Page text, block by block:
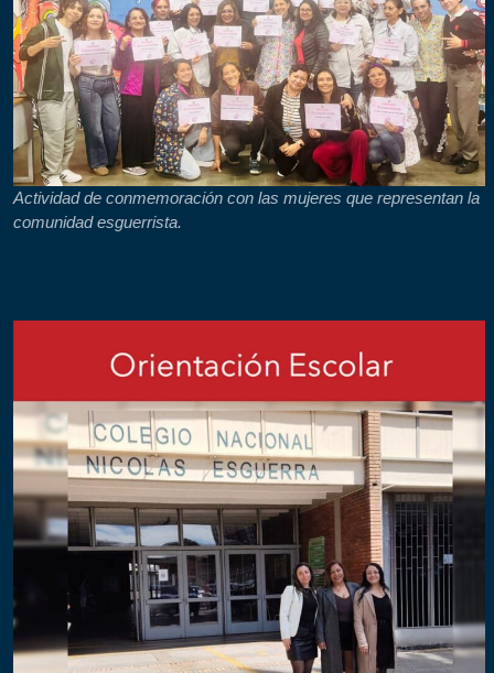
Actividad de conmemoración con las mujeres que representan la
comunidad esguerrista.